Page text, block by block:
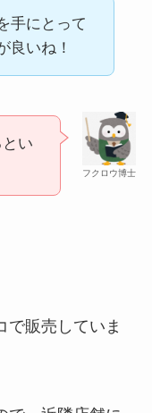
手にとって
良いね！
フクロウ博士
い
で販売していま